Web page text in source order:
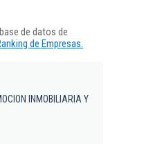
de datos de
de Empresas.
INMOBILIARIA Y